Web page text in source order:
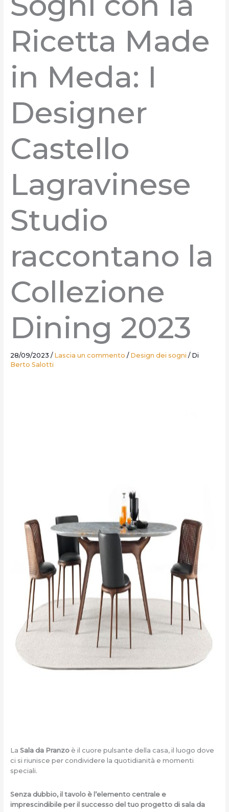
Ricetta Made
in Meda: I
Designer
Castello
Lagravinese
Studio
raccontano la
Collezione
Dining 2023
28/09/2023 / Lascia un commento / Design dei sogni / Di
Berto Salotti
La Sala da Pranzoè il cuore pulsante della casa, il luogo dove
ci si riunisce per condividere la quotidianità e momenti
speciali.
Senza dubbio, il tavolo è l’elemento centrale e
imprescindibile per il successo del tuo progetto di sala da